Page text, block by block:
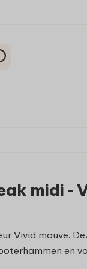
midi -
Vivid mauve.
en